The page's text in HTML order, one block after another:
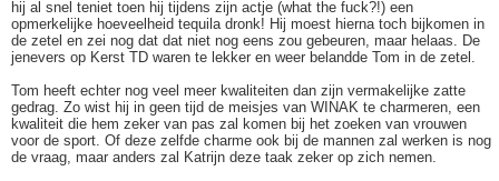
hij al snel teniet toen hij tijdens zijn actje (what the fuck?!) een
opmerkelijke hoeveelheid tequila dronk! Hij moest hierna toch bijkomen in
de zetel en zei nog dat dat niet nog eens zou gebeuren, maar helaas. De
jenevers op Kerst TD waren te lekker en weer belandde Tom in de zetel.
Tom heeft echter nog veel meer kwaliteiten dan zijn vermakelijke zatte
gedrag. Zo wist hij in geen tijd de meisjes van WINAK te charmeren, een
kwaliteit die hem zeker van pas zal komen bij het zoeken van vrouwen
voor de sport. Of deze zelfde charme ook bij de mannen zal werken is nog
de vraag, maar anders zal Katrijn deze taak zeker op zich nemen.